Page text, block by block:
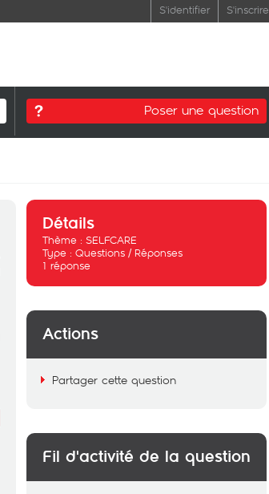
S'identifier S'inscrire
Poser une question
Détails
Thème : SELFCARE
Type : Questions / Réponses
1 réponse
Actions
Partager cette question
Fil d'activité de la question